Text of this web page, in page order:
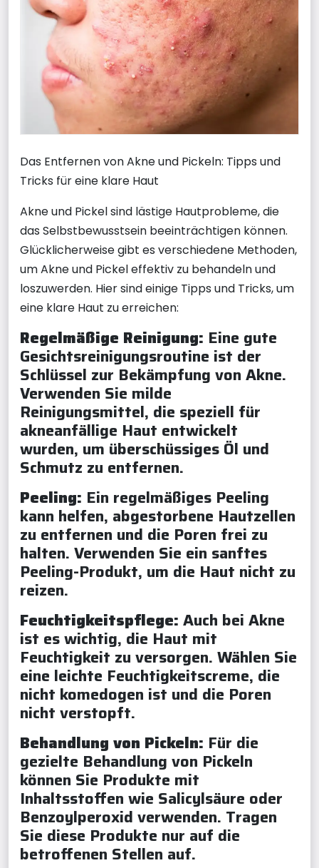
Das Entfernen von Akne und Pickeln: Tipps und
Tricks für eine klare Haut
Akne und Pickel sind lästige Hautprobleme, die
das Selbstbewusstsein beeinträchtigen können.
Glücklicherweise gibt es verschiedene Methoden,
um Akne und Pickel effektiv zu behandeln und
loszuwerden. Hier sind einige Tipps und Tricks, um
eine klare Haut zu erreichen:
Regelmäßige Reinigung: Eine gute
Gesichtsreinigungsroutine ist der
Schlüssel zur Bekämpfung von Akne.
Verwenden Sie milde
Reinigungsmittel, die speziell für
akneanfällige Haut entwickelt
wurden, um überschüssiges Öl und
Schmutz zu entfernen.
Peeling: Ein regelmäßiges Peeling
kann helfen, abgestorbene Hautzellen
zu entfernen und die Poren frei zu
halten. Verwenden Sie ein sanftes
Peeling-Produkt, um die Haut nicht zu
reizen.
Feuchtigkeitspflege: Auch bei Akne
ist es wichtig, die Haut mit
Feuchtigkeit zu versorgen. Wählen Sie
eine leichte Feuchtigkeitscreme, die
nicht komedogen ist und die Poren
nicht verstopft.
Behandlung von Pickeln: Für die
gezielte Behandlung von Pickeln
können Sie Produkte mit
Inhaltsstoffen wie Salicylsäure oder
Benzoylperoxid verwenden. Tragen
Sie diese Produkte nur auf die
betroffenen Stellen auf.